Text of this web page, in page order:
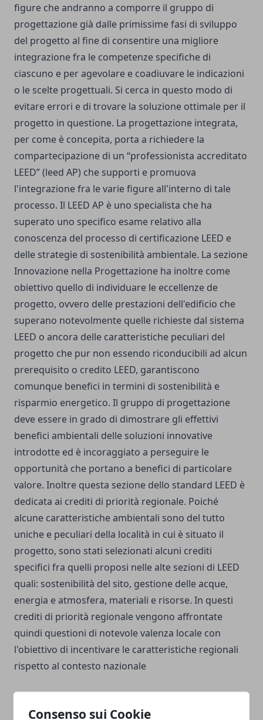
Consenso sui Cookie
figure che andranno a comporre il gruppo di
progettazione già dalle primissime fasi di sviluppo
del progetto al fine di consentire una migliore
integrazione fra le competenze specifiche di
ciascuno e per agevolare e coadiuvare le indicazioni
o le scelte progettuali. Si cerca in questo modo di
evitare errori e di trovare la soluzione ottimale per il
progetto in questione. La progettazione integrata,
per come è concepita, porta a richiedere la
compartecipazione di un “professionista accreditato
LEED” (leed AP) che supporti e promuova
l'integrazione fra le varie figure all'interno di tale
processo. Il LEED AP è uno specialista che ha
superato uno specifico esame relativo alla
conoscenza del processo di certificazione LEED e
delle strategie di sostenibilità ambientale. La sezione
Innovazione nella Progettazione ha inoltre come
obiettivo quello di individuare le eccellenze de
progetto, ovvero delle prestazioni dell'edificio che
superano notevolmente quelle richieste dal sistema
LEED o ancora delle caratteristiche peculiari del
progetto che pur non essendo riconducibili ad alcun
prerequisito o credito LEED, garantiscono
comunque benefici in termini di sostenibilità e
risparmio energetico. Il gruppo di progettazione
deve essere in grado di dimostrare gli effettivi
benefici ambientali delle soluzioni innovative
introdotte ed è incoraggiato a perseguire le
opportunità che portano a benefici di particolare
valore. Inoltre questa sezione dello standard LEED è
dedicata ai crediti di priorità regionale. Poiché
alcune caratteristiche ambientali sono del tutto
uniche e peculiari della località in cui è situato il
progetto, sono stati selezionati alcuni crediti
specifici fra quelli proposi nelle alte sezioni di LEED
quali: sostenibilità del sito, gestione delle acque,
energia e atmosfera, materiali e risorse. In questi
crediti di priorità regionale vengono affrontate
quindi questioni di notevole valenza locale con
l'obiettivo di incentivare le caratteristiche regionali
rispetto al contesto nazionale